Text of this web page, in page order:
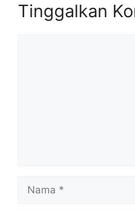
Tinggalkan
Nama